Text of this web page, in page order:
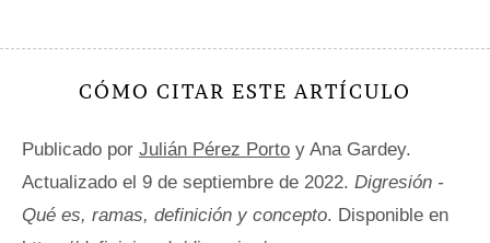
CÓMO CITAR ESTE ARTÍCULO
Publicado por Julián Pérez Porto y Ana Gardey.
Actualizado el 9 de septiembre de 2022. Digresión -
Qué es, ramas, definición y concepto. Disponible en